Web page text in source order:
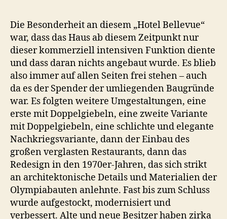
Die Besonderheit an diesem „Hotel Bellevue“
war, dass das Haus ab diesem Zeitpunkt nur
dieser kommerziell intensiven Funktion diente
und dass daran nichts angebaut wurde. Es blieb
also immer auf allen Seiten frei stehen – auch
da es der Spender der umliegenden Baugründe
war. Es folgten weitere Umgestaltungen, eine
erste mit Doppelgiebeln, eine zweite Variante
mit Doppelgiebeln, eine schlichte und elegante
Nachkriegsvariante, dann der Einbau des
großen verglasten Restaurants, dann das
Redesign in den 1970er-Jahren, das sich strikt
an architektonische Details und Materialien der
Olympiabauten anlehnte. Fast bis zum Schluss
wurde aufgestockt, modernisiert und
verbessert. Alte und neue Besitzer haben zirka